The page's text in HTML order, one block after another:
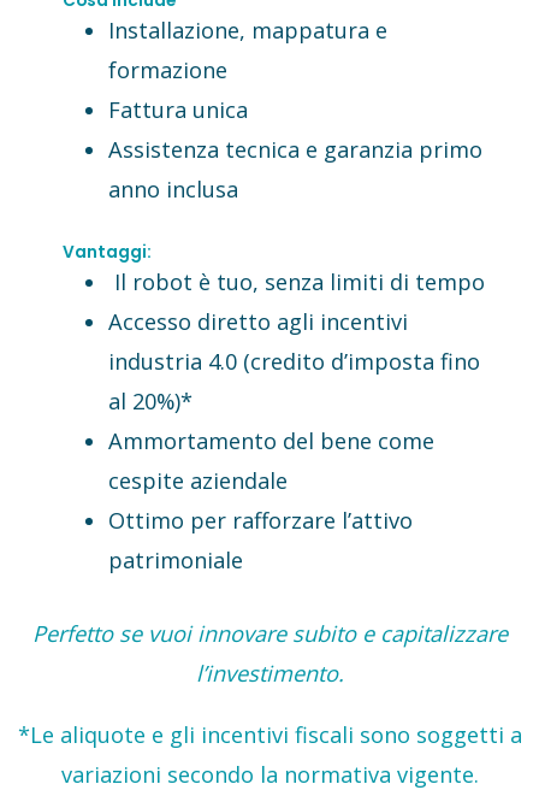
Installazione, mappatura e
formazione
Fattura unica
Assistenza tecnica e garanzia primo
anno inclusa
Vantaggi:
Il robot è tuo, senza limiti di tempo
Accesso diretto agli incentivi
industria 4.0 (credito d’imposta fino
al 20%)*
Ammortamento del bene come
cespite aziendale
Ottimo per rafforzare l’attivo
patrimoniale
Perfetto se vuoi innovare subito e capitalizzare
l’investimento.
*Le aliquote e gli incentivi fiscali sono soggetti a
variazioni secondo la normativa vigente.